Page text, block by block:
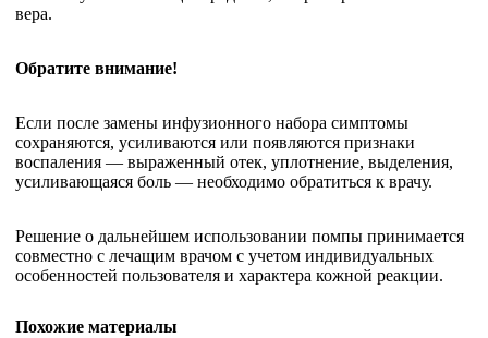
вера.
Обратите внимание!
Если после замены инфузионного набора симптомы
сохраняются, усиливаются или появляются признаки
воспаления — выраженный отек, уплотнение, выделения,
усиливающаяся боль — необходимо обратиться к врачу.
Решение о дальнейшем использовании помпы принимается
совместно с лечащим врачом с учетом индивидуальных
особенностей пользователя и характера кожной реакции.
Похожие материалы